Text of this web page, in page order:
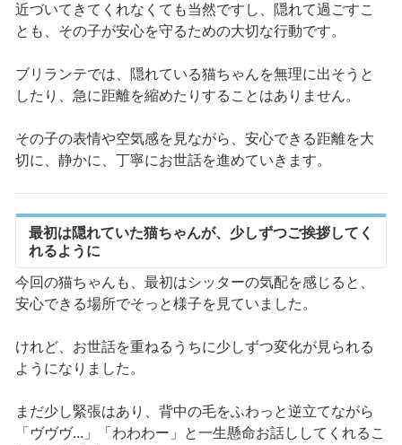
近づいてきてくれなくても当然ですし、隠れて過ごすこ
とも、その子が安心を守るための大切な行動です。
ブリランテでは、隠れている猫ちゃんを無理に出そうと
したり、急に距離を縮めたりすることはありません。
その子の表情や空気感を見ながら、安心できる距離を大
切に、静かに、丁寧にお世話を進めていきます。
最初は隠れていた猫ちゃんが、少しずつご挨拶してく
れるように
今回の猫ちゃんも、最初はシッターの気配を感じると、
安心できる場所でそっと様子を見ていました。
けれど、お世話を重ねるうちに少しずつ変化が見られる
ようになりました。
まだ少し緊張はあり、背中の毛をふわっと逆立てながら
「ヴヴヴ...」「わわわー」と一生懸命お話ししてくれるこ